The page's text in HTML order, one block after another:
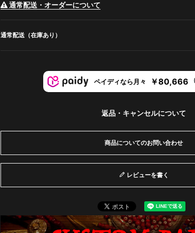
通常配送・オーダーについて
通常配送（在庫あり）
ペイディなら月々 ￥80,666
返品・キャンセルについて
商品についてのお問い合わせ
レビューを書く